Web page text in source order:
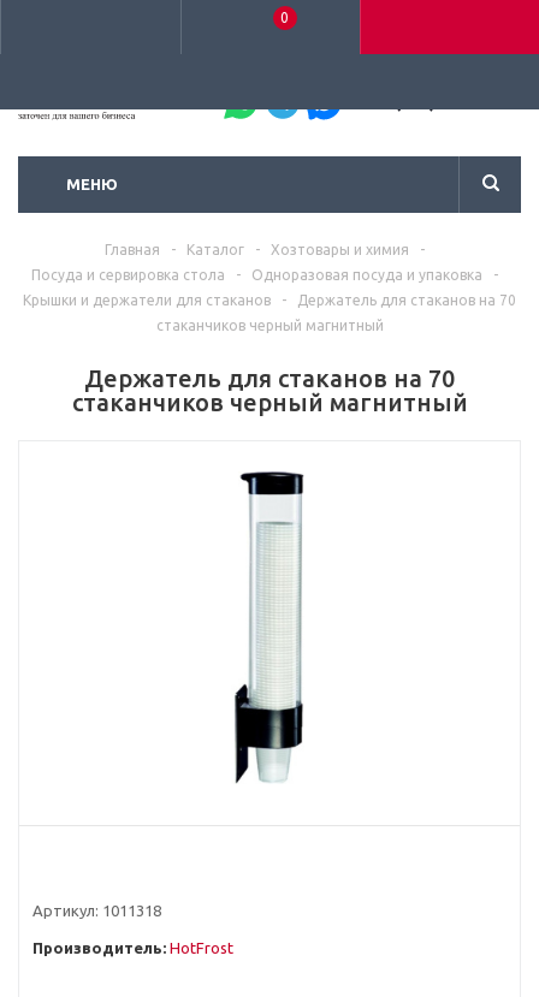
0
МЕНЮ
Главная - Каталог - Хозтовары и химия
-
Посуда и сервировка стола
- Одноразовая посуда и упаковка
-
Крышки и держатели для стаканов
-
Держатель для стаканов на 70
стаканчиков черный магнитный
Держатель для стаканов на 70
стаканчиков черный магнитный
Артикул: 1011318
Производитель: HotFrost